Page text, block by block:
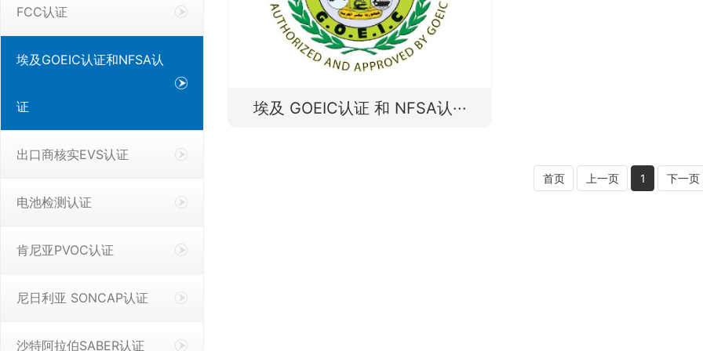
FCC认证
埃及GOEIC认证和NFSA认
证
出口商核实EVS认证
电池检测认证
肯尼亚PVOC认证
尼日利亚 SONCAP认证
沙特阿拉伯SABER认证
埃及 GOEIC认证 和 NFSA认···
首页 上一页 1 下一页